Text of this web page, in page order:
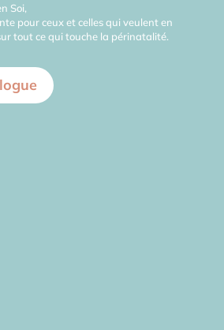
Soi,
pour ceux et celles qui veulent en
tout ce qui touche la périnatalité.